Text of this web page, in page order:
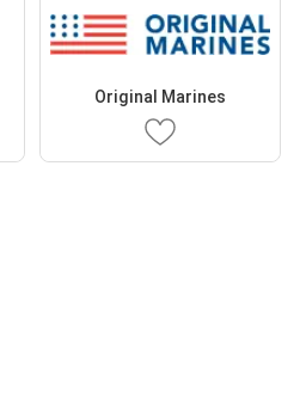
Original Marines